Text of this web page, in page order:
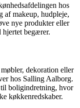
hos
af makeup, hudpleje,
nye produkter eller
hjertet begærer.
dekoration eller
hos Salling Aalborg.
boligindretning, hvor
køkkenredskaber.